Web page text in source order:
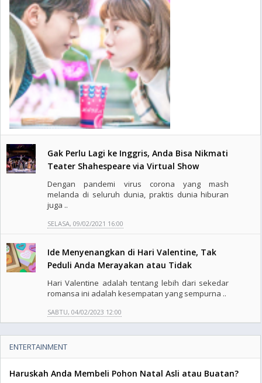
Gak Perlu Lagi ke Inggris, Anda Bisa Nikmati
Teater Shahespeare via Virtual Show
Dengan pandemi virus corona yang mash
melanda di seluruh dunia, praktis dunia hiburan
juga ..
SELASA, 09/02/2021 16:00
Ide Menyenangkan di Hari Valentine, Tak
Peduli Anda Merayakan atau Tidak
Hari Valentine adalah tentang lebih dari sekedar
romansa ini adalah kesempatan yang sempurna ..
SABTU, 04/02/2023 12:00
ENTERTAINMENT
Haruskah Anda Membeli Pohon Natal Asli atau Buatan?